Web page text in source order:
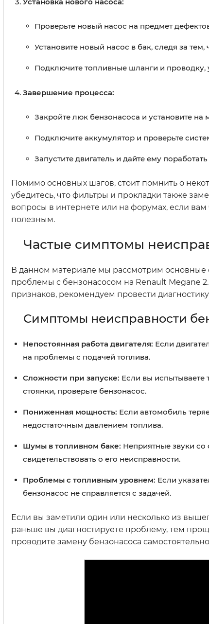
Установка нового насоса:
Проверьте новый насос на предмет
Установите новый насос в бак, следя за
Подключите топливные шланги и
Завершение процесса:
Закройте люк бензонасоса и установите на
Подключите аккумулятор и проверьте
Запустите двигатель и дайте ему
Помимо основных шагов, стоит помнить о
убедитесь, что фильтры и прокладки также
вопросы в интернете или на форумах, если вам
полезным.
Частые симптомы
В данном материале мы рассмотрим основные
проблемы с бензонасосом на Renault Megane
признаков, рекомендуем провести
Симптомы неисправности
Непостоянная работа двигателя: Если
на проблемы с подачей топлива.
Сложности при запуске: Если вы испытываете
стоянки, проверьте бензонасос.
Пониженная мощность: Если автомобиль
недостаточным давлением топлива.
Шумы в топливном баке: Неприятные звуки
свидетельствовать о его неисправности.
Проблемы с топливным уровнем: Если
бензонасос не справляется с задачей.
Если вы заметили один или несколько из
раньше вы диагностируете проблему, тем
проводите замену бензонасоса